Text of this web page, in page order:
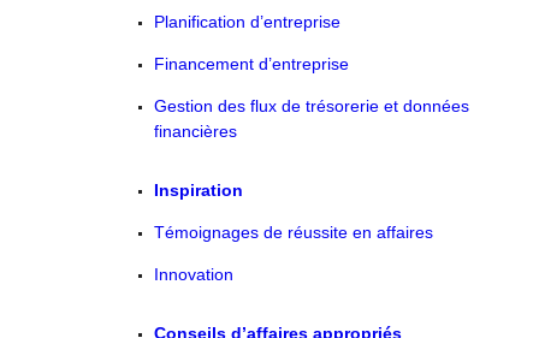
Planification d’entreprise
Financement d’entreprise
Gestion des flux de trésorerie et données
financières
Inspiration
Témoignages de réussite en affaires
Innovation
Conseils d’affaires appropriés